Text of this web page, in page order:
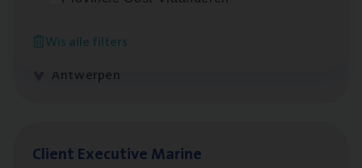
Wis alle filters
People Management, Sales Management
Antwerpen
Client Exe­cu­ti­ve Marine